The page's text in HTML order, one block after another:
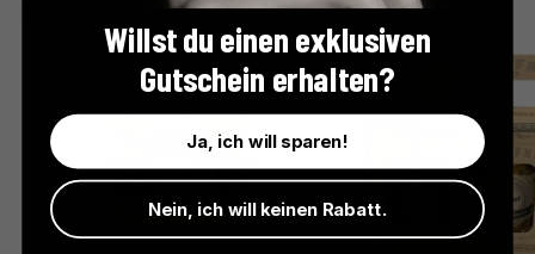
Willst du einen exklusiven
Gutschein erhalten?
Ja, ich will sparen!
Nein, ich will keinen Rabatt.